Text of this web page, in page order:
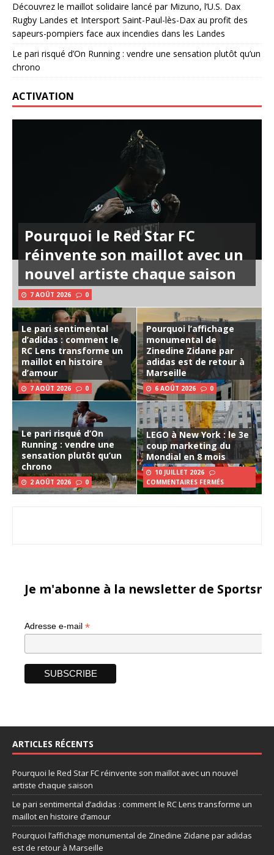
Découvrez le maillot solidaire lancé par Mizuno, l’U.S. Dax
Rugby Landes et Intersport Saint-Paul-lès-Dax au profit des
sapeurs-pompiers face aux incendies dans les Landes
Le pari risqué d’On Running : vendre une sensation plutôt qu’un
chrono
ACTIVATION
Pourquoi le Red Star FC
réinvente son maillot avec un
nouvel artiste chaque saison
7 AOÛT 2026 0
Le pari sentimental
d’adidas : comment le
RC Lens transforme un
maillot en histoire
d’amour
7 AOÛT 2026 0
Pourquoi l’affichage
monumental de
Zinedine Zidane par
adidas est de retour à
Marseille
6 AOÛT 2026 0
Le pari risqué d’On
Running : vendre une
sensation plutôt qu’un
chrono
2 AOÛT 2026 0
LEGO à New York : le 3e
coup marketing du
Mondial en 8 mois
10 JUILLET 2026
COMMENTAIRES FERMÉS
Je m'abonne à la newsletter de
Adresse e-mail *
ARTICLES RÉCENTS
Pourquoi le Red Star FC réinvente son maillot avec un nouvel
artiste chaque saison
Le pari sentimental d’adidas : comment le RC Lens transforme un
maillot en histoire d’amour
Pourquoi l’affichage monumental de Zinedine Zidane par adidas
est de retour à Marseille